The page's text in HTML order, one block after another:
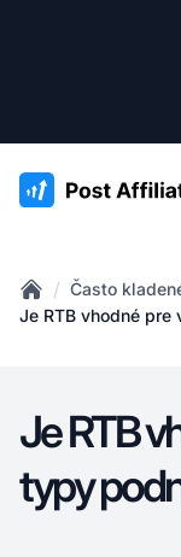
:site.title
Home
/ Často
Je RTB vhodné
Je RTB
typy